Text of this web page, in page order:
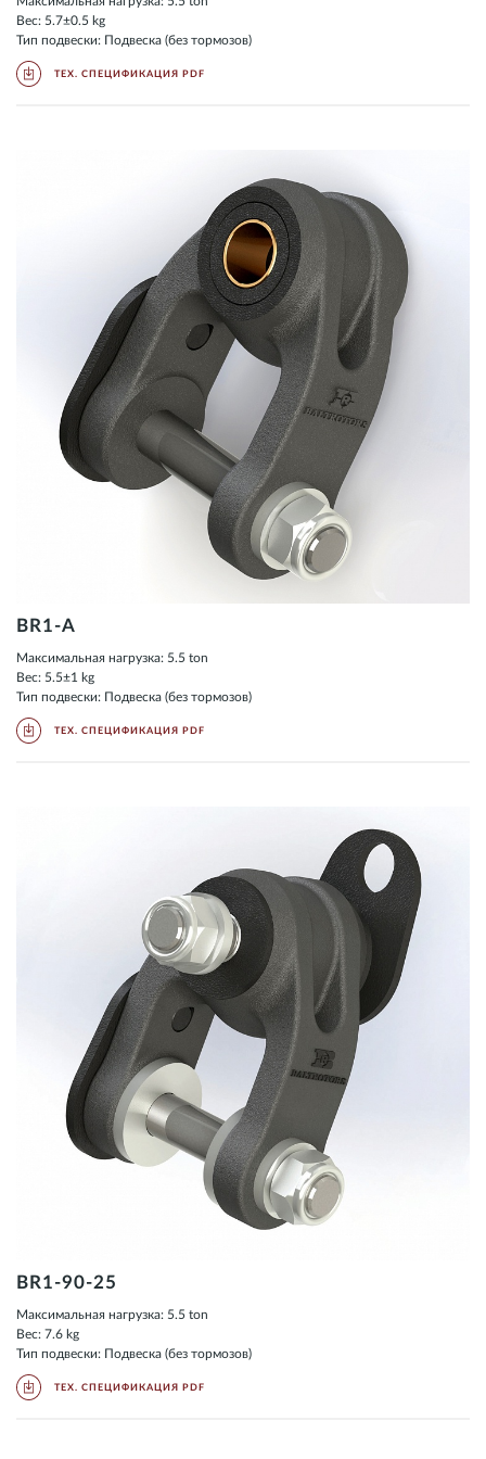
Вес: 5.7±0.5 kg
Тип подвески: Подвеска (без тормозов)
ТЕХ. СПЕЦИФИКАЦИЯ PDF
BR1-A
Максимальная нагрузка: 5.5 ton
Вес: 5.5±1 kg
Тип подвески: Подвеска (без тормозов)
ТЕХ. СПЕЦИФИКАЦИЯ PDF
BR1-90-25
Максимальная нагрузка: 5.5 ton
Вес: 7.6 kg
Тип подвески: Подвеска (без тормозов)
ТЕХ. СПЕЦИФИКАЦИЯ PDF